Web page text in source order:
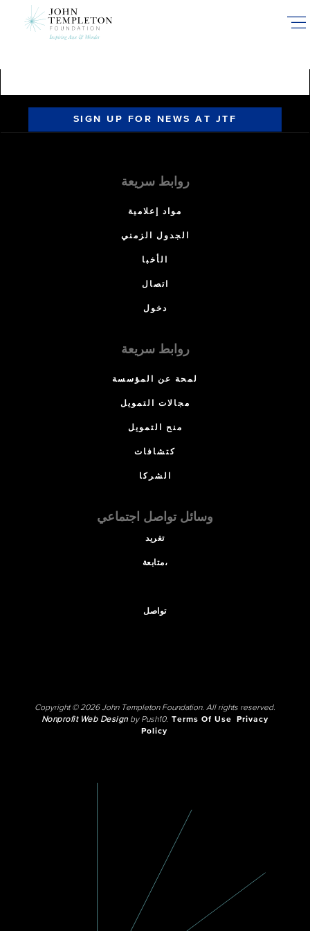
SIGN UP FOR NEWS AT JTF
روابط سريعة
مواد إعلامية
الجدول الزمني
الأخبا
اتصال
دخول
روابط سريعة
لمحة عن المؤسسة
مجالات التمويل
منح التمويل
كتشافات
الشركا
وسائل تواصل اجتماعي
تغريد
متابعة،
تواصل
Copyright © 2026 John Templeton Foundation. All rights reserved.
Nonprofit Web Designby Push10. Terms Of Use
Privacy
Policy